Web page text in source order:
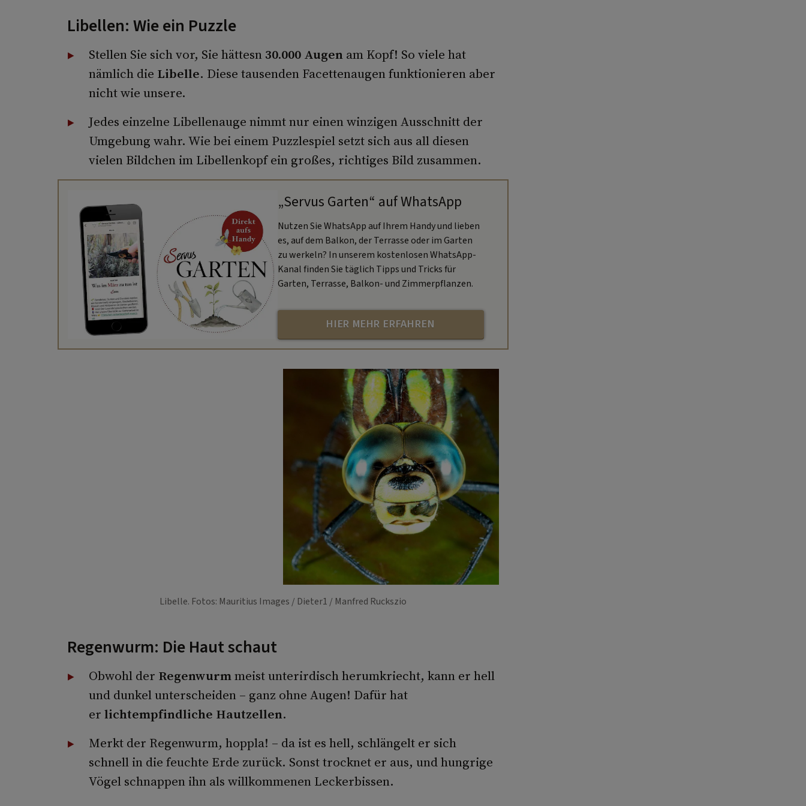
Libellen: Wie ein Puzzle
Stellen Sie sich vor, Sie hättesn 30.000 Augen am Kopf! So viele hat
nämlich die Libelle. Diese tausenden Facettenaugen funktionieren aber
nicht wie unsere.
Jedes einzelne Libellenauge nimmt nur einen winzigen Ausschnitt der
Umgebung wahr. Wie bei einem Puzzlespiel setzt sich aus all diesen
vielen Bildchen im Libellenkopf ein großes, richtiges Bild zusammen.
„Servus Garten“ auf WhatsApp
Nutzen Sie WhatsApp auf Ihrem Handy und lieben
es, auf dem Balkon, der Terrasse oder im Garten
zu werkeln? In unserem kostenlosen WhatsApp-
Kanal finden Sie täglich Tipps und Tricks für
Garten, Terrasse, Balkon- und Zimmerpflanzen.
HIER MEHR ERFAHREN
Libelle. Fotos: Mauritius Images / Dieter1 / Manfred Ruckszio
Regenwurm: Die Haut schaut
Obwohl der Regenwurmmeist unterirdisch herumkriecht, kann er hell
und dunkel unterscheiden – ganz ohne Augen! Dafür hat
er lichtempfindliche Hautzellen.
Merkt der Regenwurm, hoppla! – da ist es hell, schlängelt er sich
schnell in die feuchte Erde zurück. Sonst trocknet er aus, und hungrige
Vögel schnappen ihn als willkommenen Leckerbissen.